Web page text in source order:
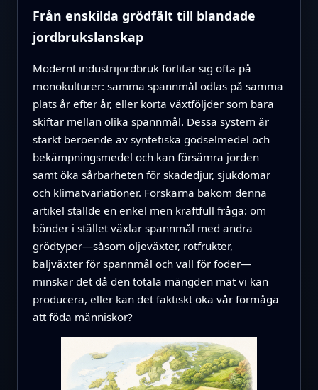
Från enskilda grödfält till blandade
jordbrukslanskap
Modernt industrijordbruk förlitar sig ofta på
monokulturer: samma spannmål odlas på samma
plats år efter år, eller korta växtföljder som bara
skiftar mellan olika spannmål. Dessa system är
starkt beroende av syntetiska gödselmedel och
bekämpningsmedel och kan försämra jorden
samt öka sårbarheten för skadedjur, sjukdomar
och klimatvariationer. Forskarna bakom denna
artikel ställde en enkel men kraftfull fråga: om
bönder i stället växlar spannmål med andra
grödtyper—såsom oljeväxter, rotfrukter,
baljväxter för spannmål och vall för foder—
minskar det då den totala mängden mat vi kan
producera, eller kan det faktiskt öka vår förmåga
att föda människor?